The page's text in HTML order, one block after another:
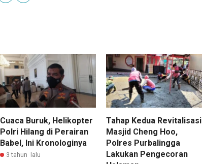
Cuaca Buruk, Helikopter
Polri Hilang di Perairan
Babel, Ini Kronologinya
3 tahun lalu
Tahap Kedua Revitalisasi
Masjid Cheng Hoo,
Polres Purbalingga
Lakukan Pengecoran